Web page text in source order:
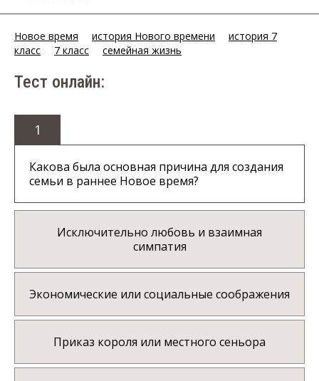
Новое время история Нового времени
история 7
класс
7 класс семейная жизнь
Тест онлайн:
1
Какова была основная причина для создания
семьи в раннее Новое время?
Исключительно любовь и взаимная
симпатия
Экономические или социальные соображения
Приказ короля или местного сеньора